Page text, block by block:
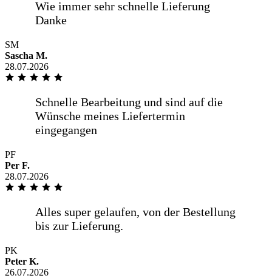
SM
Sascha M.
28.07.2026
PF
Per F.
28.07.2026
PK
Peter K.
26.07.2026
Spiegel nach Maß bestellt, hat auf den
mm gepasst, Lieferung über eigenen
Fahrer, sehr freundlich
empfehlen
Super Ware, Preis-Leistung ordentlich,